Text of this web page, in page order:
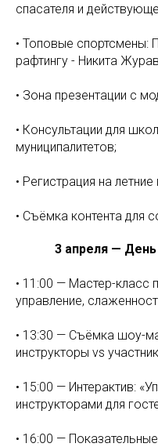
спасателя и
• Топовые спортсмены:
рафтингу - Никита
• Зона презентации с
• Консультации для
муниципалитетов;
• Регистрация на
• Съёмка контента для
3 апреля —
• 11:00 — Мастер-класс
управление,
• 13:30 — Съёмка шоу-
инструкторы vs
• 15:00 — Интерактив:
инструкторами для
• 16:00 —